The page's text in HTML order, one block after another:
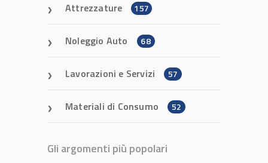
Attrezzature 157
Noleggio Auto 68
Lavorazioni e Servizi 57
Materiali di Consumo 52
Gli argomenti più popolari